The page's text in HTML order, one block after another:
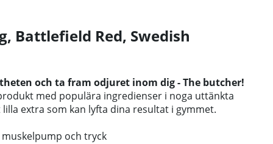
Battlefield Red, Swedish
och ta fram odjuret inom dig - The butcher!
med populära ingredienser i noga uttänkta
extra som kan lyfta dina resultat i gymmet.
och tryck